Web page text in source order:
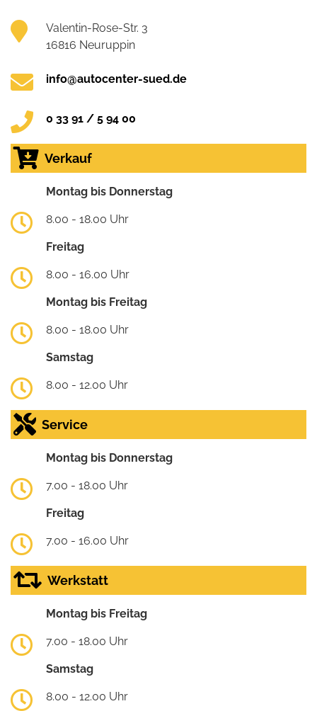
Valentin-Rose-Str. 3
16816 Neuruppin
info@autocenter-sued.de
0 33 91 / 5 94 00
Verkauf
Montag bis Donnerstag
8.00 - 18.00 Uhr
Freitag
8.00 - 16.00 Uhr
Montag bis Freitag
8.00 - 18.00 Uhr
Samstag
8.00 - 12.00 Uhr
Service
Montag bis Donnerstag
7.00 - 18.00 Uhr
Freitag
7.00 - 16.00 Uhr
Werkstatt
Montag bis Freitag
7.00 - 18.00 Uhr
Samstag
8.00 - 12.00 Uhr